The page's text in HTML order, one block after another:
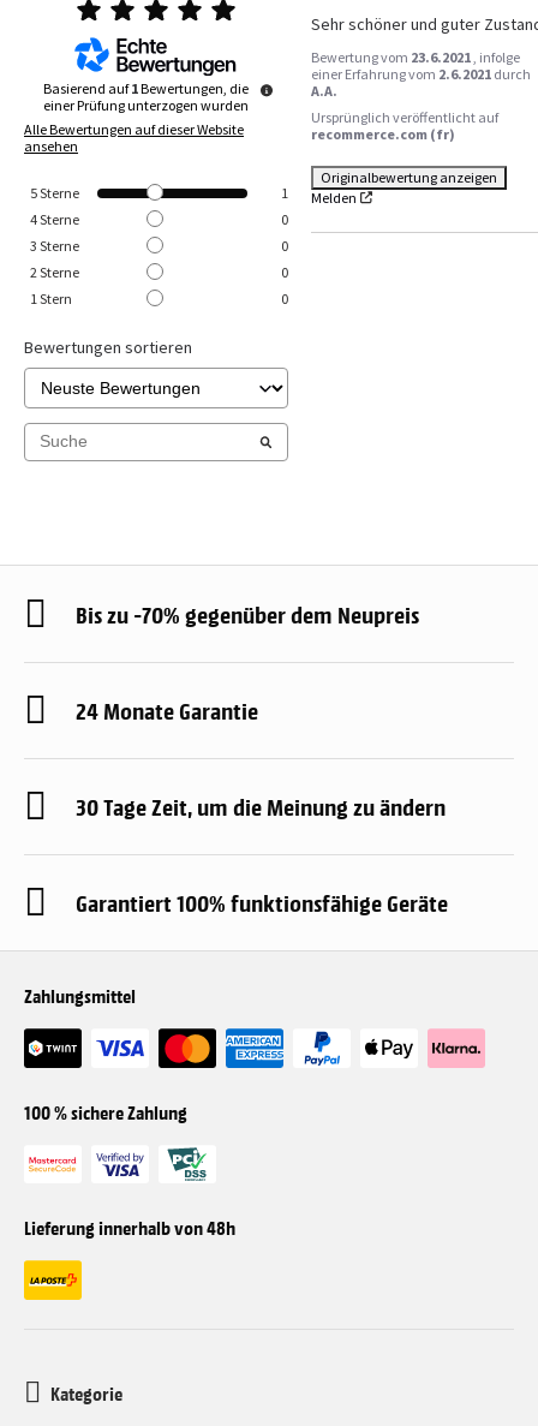
Basierend auf1Bewertungen, die
einer Prüfung unterzogen wurden
Alle Bewertungen auf dieser Website
ansehen
5Sterne
1
4Sterne
0
3 Sterne
0
2 Sterne
0
1 Stern 0
Bewertungen sortieren
Sehr schöner und guter
Bewertung vom 23.6.2021 , infolge
einer Erfahrung vom 2.6.2021 durch
A.A.
Ursprünglich veröffentlicht auf
recommerce.com (fr)
Originalbewertung anzeigen
Melden
Bis zu -70% gegenüber dem Neupreis
24 Monate Garantie
30 Tage Zeit, um die Meinung zu ändern
Garantiert 100% funktionsfähige Geräte
Zahlungsmittel
100 % sichere Zahlung
Lieferung innerhalb von 48h
Kategorie